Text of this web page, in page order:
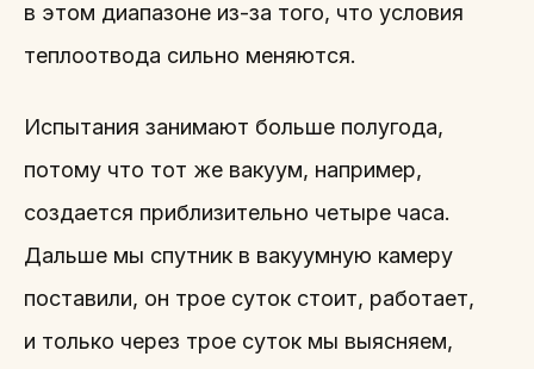
в этом диапазоне из-за того, что условия
теплоотвода сильно меняются.
Испытания занимают больше полугода,
потому что тот же вакуум, например,
создается приблизительно четыре часа.
Дальше мы спутник в вакуумную камеру
поставили, он трое суток стоит, работает,
и только через трое суток мы выясняем,